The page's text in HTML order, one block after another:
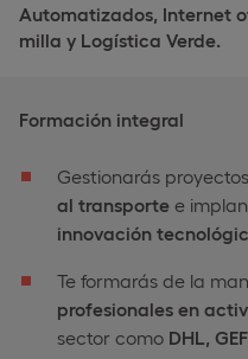
Automatizados, Internet
milla y Logística Verde.
Formación integral
Gestionarás
al transporte e
innovación
Te formarás de la
profesionales en
sector como DHL,